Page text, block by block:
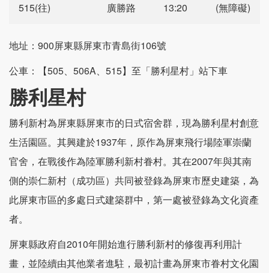
515(往) 廣勝路 13:20 (無障礙)
地址：900屏東縣屏東市青島街106號
公車：【505、506A、515】至「勝利星村」站下車
勝利星村
勝利新村為屏東縣屏東市的日式宿舍群，現為勝利星村創意
生活園區。其興建於1937年，原作為屏東飛行場陸軍崇蘭
官舍，在戰後作為陸軍勝利新村眷村。其在2007年與其南
側的崇仁新村（成功區）共同被登錄為屏東市歷史建築，為
此屏東市區的多處日式建築群中，第一處被登錄為文化資產
者。
屏東縣政府自2010年開始進行勝利新村的修復再利用計
畫，並陸續由其他業者進駐，最初計畫為屏東市眷村文化園